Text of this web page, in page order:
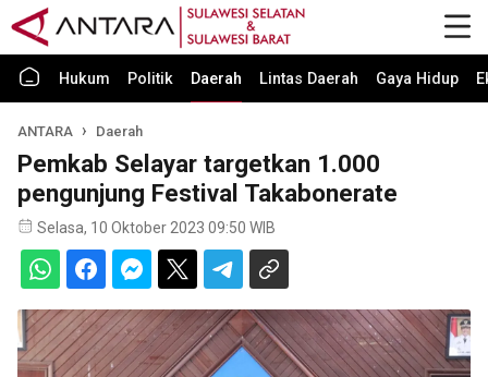
Hukum Politik Daerah Lintas Daerah Gaya Hidup
ANTARA Daerah
Pemkab Selayar targetkan 1.000
pengunjung Festival Takabonerate
Selasa, 10 Oktober 2023 09:50 WIB